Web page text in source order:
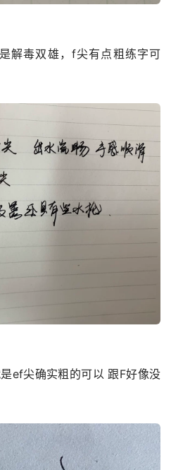
解毒双雄，f尖有点粗练字可
ef尖确实粗的可以 跟F好像没